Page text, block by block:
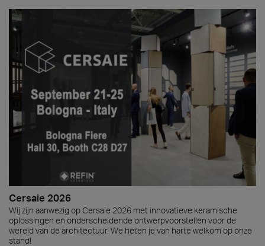
Cersaie 2026
Wij zijn aanwezig op Cersaie 2026 met innovatieve keramische
oplossingen en onderscheidende ontwerpvoorstellen voor de
wereld van de architectuur. We heten je van harte welkom op onze
stand!